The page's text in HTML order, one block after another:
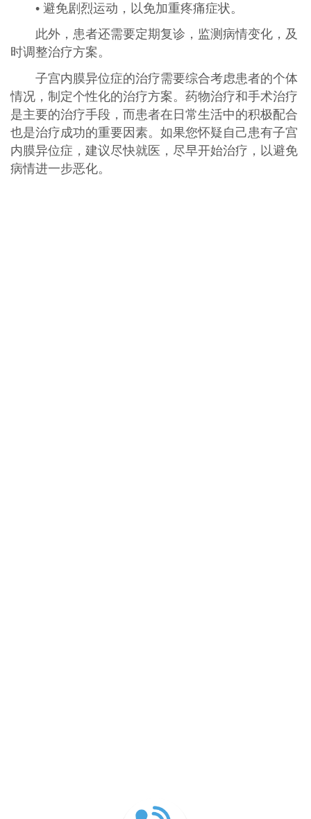
• 避免剧烈运动，以免加重疼痛症状。
此外，患者还需要定期复诊，监测病情变化，及
时调整治疗方案。
子宫内膜异位症的治疗需要综合考虑患者的个体
情况，制定个性化的治疗方案。药物治疗和手术治疗
是主要的治疗手段，而患者在日常生活中的积极配合
也是治疗成功的重要因素。如果您怀疑自己患有子宫
内膜异位症，建议尽快就医，尽早开始治疗，以避免
病情进一步恶化。